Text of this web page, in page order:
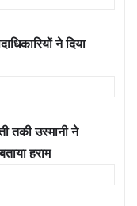
ने दिया
तकी उस्मानी ने
हराम